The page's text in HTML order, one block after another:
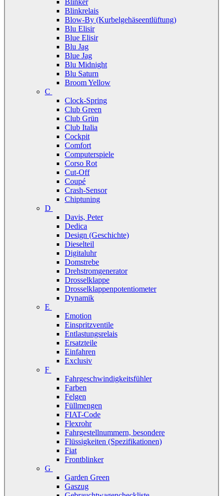
Blinker
Blinkrelais
Blow-By (Kurbelgehäseentlüftung)
Blu Elisir
Blue Elisir
Blu Jag
Blue Jag
Blu Midnight
Blu Saturn
Broom Yellow
C
Clock-Spring
Club Green
Club Grün
Club Italia
Cockpit
Comfort
Computerspiele
Corso Rot
Cut-Off
Coupé
Crash-Sensor
Chiptuning
D
Davis, Peter
Dedica
Design (Geschichte)
Dieselteil
Digitaluhr
Domstrebe
Drehstromgenerator
Drosselklappe
Drosselklappenpotentiometer
Dynamik
E
Emotion
Einspritzventile
Entlastungsrelais
Ersatzteile
Einfahren
Exclusiv
F
Fahrgeschwindigkeitsfühler
Farben
Felgen
Füllmengen
FIAT-Code
Flexrohr
Fahrgestellnummern, besondere
Flüssigkeiten (Spezifikationen)
Fiat
Frontblinker
G
Garden Green
Gaszug